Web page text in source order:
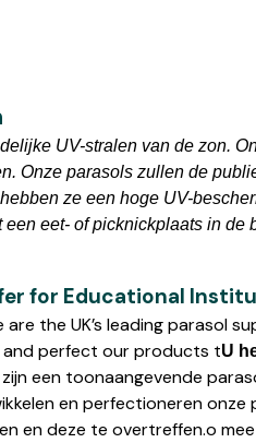
UV-stralen van de zon.
Onze parasols zullen de
ze een hoge UV-
eet- of picknickplaats in de
for Educational
are the UK’s leading parasol
and perfect our products tU
een toonaangevende
en perfectioneren
en deze te overtreffen.o